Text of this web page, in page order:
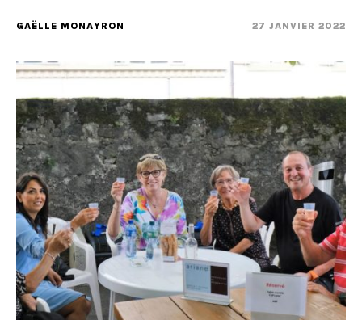
GAËLLE MONAYRON 27 JANVIER 2022